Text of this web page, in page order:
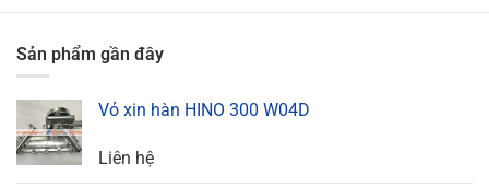
Sản phẩm gần đây
Vỏ xin hàn HINO 300 W04D
Liên hệ